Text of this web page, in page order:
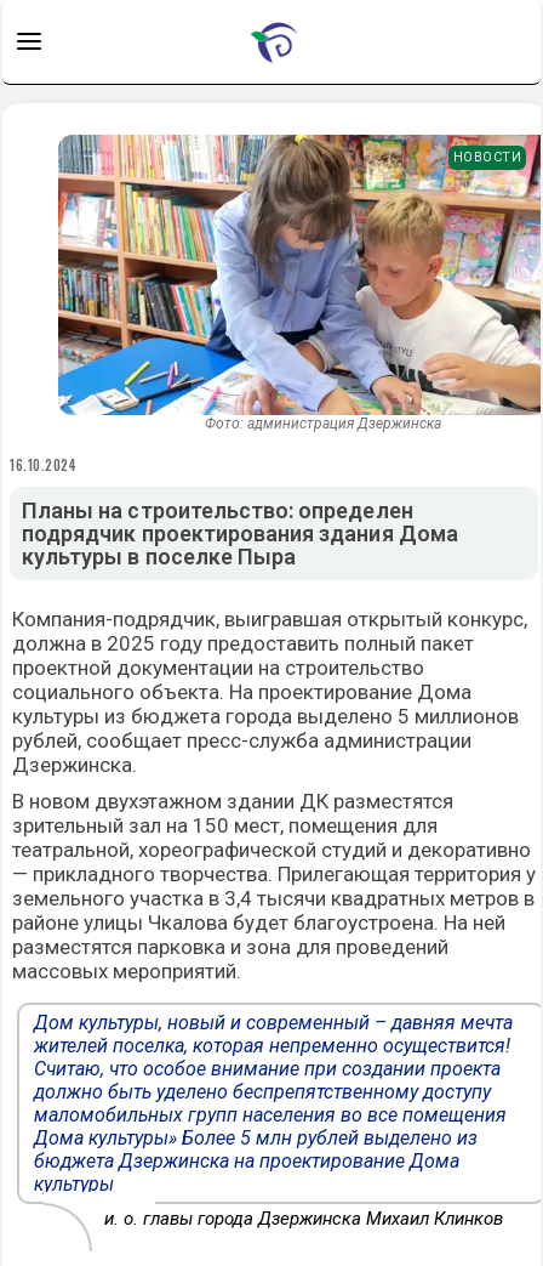
Фото: администрация Дзержинска
НОВОСТИ
16.10.2024
Планы на строительство: определен
подрядчик проектирования здания Дома
культуры в поселке Пыра
Компания-подрядчик, выигравшая открытый конкурс,
должна в 2025 году предоставить полный пакет
проектной документации на строительство
социального объекта. На проектирование Дома
культуры из бюджета города выделено 5 миллионов
рублей, сообщает пресс-служба администрации
Дзержинска.
В новом двухэтажном здании ДК разместятся
зрительный зал на 150 мест, помещения для
театральной, хореографической студий и декоративно
— прикладного творчества. Прилегающая территория у
земельного участка в 3,4 тысячи квадратных метров в
районе улицы Чкалова будет благоустроена. На ней
разместятся парковка и зона для проведений
массовых мероприятий.
Дом культуры, новый и современный – давняя мечта
жителей поселка, которая непременно осуществится!
Считаю, что особое внимание при создании проекта
должно быть уделено беспрепятственному доступу
маломобильных групп населения во все помещения
Дома культуры» Более 5 млн рублей выделено из
бюджета Дзержинска на проектирование Дома
культуры
и. о. главы города Дзержинска Михаил Клинков